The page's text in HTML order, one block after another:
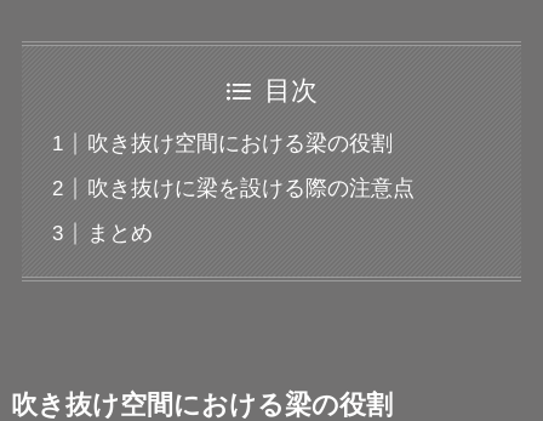
目次
吹き抜け空間における梁の役割
吹き抜けに梁を設ける際の注意点
まとめ
吹き抜け空間における梁の役割